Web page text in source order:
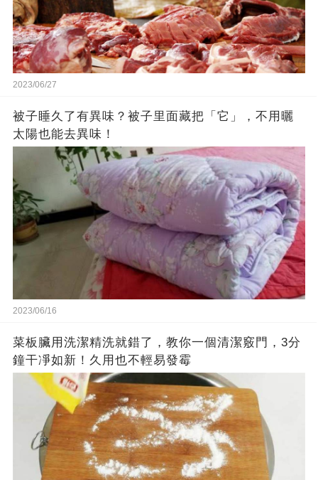
2023/06/27
被子睡久了有異味？被子里面藏把「它」，不用曬
太陽也能去異味！
2023/06/16
菜板臟用洗潔精洗就錯了，教你一個清潔竅門，3分
鐘干凈如新！久用也不輕易發霉